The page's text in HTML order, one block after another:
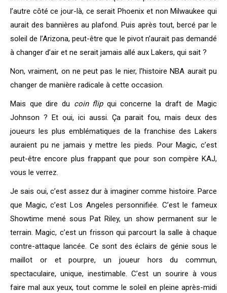
l’autre côté ce jour-là, ce serait Phoenix et non Milwaukee qui
aurait des bannières au plafond. Puis après tout, bercé par le
soleil de l’Arizona, peut-être que le pivot n’aurait pas demandé
à changer d’air et ne serait jamais allé aux Lakers, qui sait ?
Non, vraiment, on ne peut pas le nier, l’histoire NBA aurait pu
changer de manière radicale à cette occasion.
Mais que dire du coin flip qui concerne la draft de Magic
Johnson ? Et oui, ici aussi. Ça parait fou, mais deux des
joueurs les plus emblématiques de la franchise des Lakers
auraient pu ne jamais y mettre les pieds. Pour Magic, c’est
peut-être encore plus frappant que pour son compère KAJ,
vous le verrez.
Je sais oui, c’est assez dur à imaginer comme histoire. Parce
que Magic, c’est Los Angeles personnifiée. C’est le fameux
Showtime mené sous Pat Riley, un show permanent sur le
terrain. Magic, c’est un frisson qui parcourt la salle à chaque
contre-attaque lancée. Ce sont des éclairs de génie sous le
maillot or et pourpre, un joueur hors du commun,
spectaculaire, unique, inestimable. C’est un sourire à vous
faire mal aux yeux, tout comme le soleil en pleine après-midi